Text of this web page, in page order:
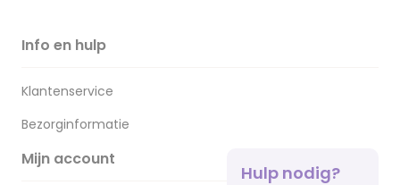
Info en hulp
Klantenservice
Bezorginformatie
Mijn account
Hulp nodig?